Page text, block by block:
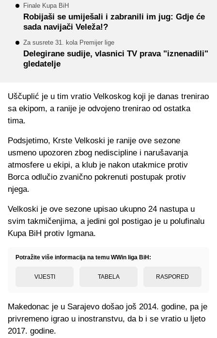
Finale Kupa BiH
Robijaši se umiješali i zabranili im jug: Gdje će
sada navijači Veleža!?
Za susrete 31. kola Premijer lige
Delegirane sudije, vlasnici TV prava "iznenadili"
gledatelje
Uščuplić je u tim vratio Velkoskog koji je danas trenirao
sa ekipom, a ranije je odvojeno trenirao od ostatka
tima.
Podsjetimo, Krste Velkoski je ranije ove sezone
usmeno upozoren zbog nediscipline i narušavanja
atmosfere u ekipi, a klub je nakon utakmice protiv
Borca odlučio zvanično pokrenuti postupak protiv
njega.
Velkoski je ove sezone upisao ukupno 24 nastupa u
svim takmičenjima, a jedini gol postigao je u polufinalu
Kupa BiH protiv Igmana.
Potražite više informacija na temu WWin liga BiH:
VIJESTI TABELA RASPORED
Makedonac je u Sarajevo došao još 2014. godine, pa je
privremeno igrao u inostranstvu, da b i se vratio u ljeto
2017. godine.